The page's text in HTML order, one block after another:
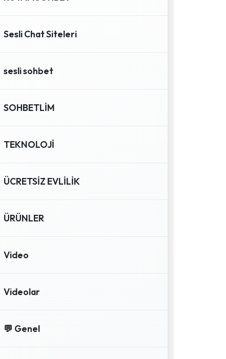
Sesli Chat Siteleri
sesli sohbet
SOHBETLİM
TEKNOLOJİ
ÜCRETSİZ EVLİLİK
ÜRÜNLER
Video
Videolar
💬 Genel